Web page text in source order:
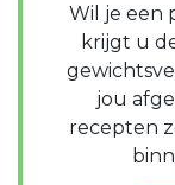
Wil je een
krijgt u
jou
recepten